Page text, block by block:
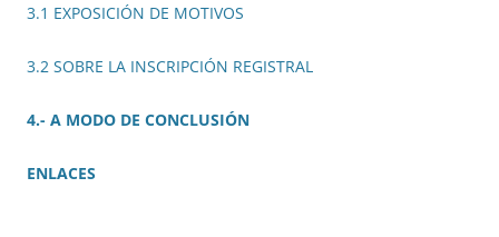
3.1 EXPOSICIÓN DE MOTIVOS
3.2 SOBRE LA INSCRIPCIÓN REGISTRAL
4.- A MODO DE CONCLUSIÓN
ENLACES